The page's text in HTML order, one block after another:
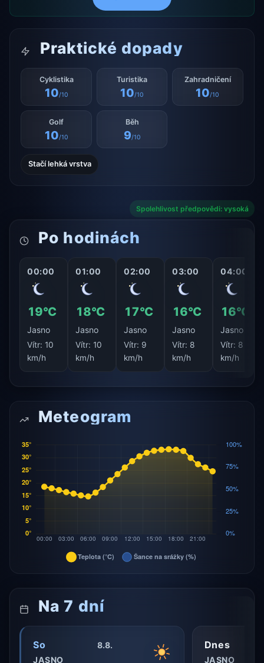
Praktické dopady
Cyklistika
10/10
Turistika
10/10
Zahradničení
10/10
Golf
10/10
Běh
9/10
Stačí lehká vrstva
Spolehlivost předpovědi: vysoká
Po hodinách
00:00
19°C
Jasno
Vítr: 10
km/h
01:00
18°C
Jasno
Vítr: 10
km/h
02:00
17°C
Jasno
Vítr: 9
km/h
03:00
16°C
Jasno
Vítr: 8
km/h
04:00
16°C
Jasno
Vítr: 8
km/h
Meteogram
Na 7 dní
So
8.8.
JASNO
Dnes
JASNO